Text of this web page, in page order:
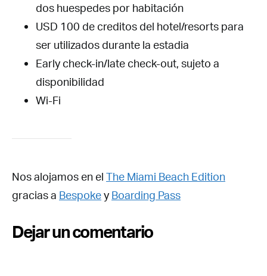
dos huespedes por habitación
USD 100 de creditos del hotel/resorts para
ser utilizados durante la estadia
Early check-in/late check-out, sujeto a
disponibilidad
Wi-Fi
Nos alojamos en el The Miami Beach Edition
gracias a BespokeyBoarding Pass
Dejar un comentario